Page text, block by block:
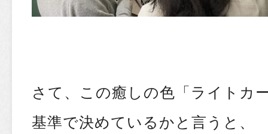
さて、この癒しの色「ライトカ
基準で決めているかと言うと、